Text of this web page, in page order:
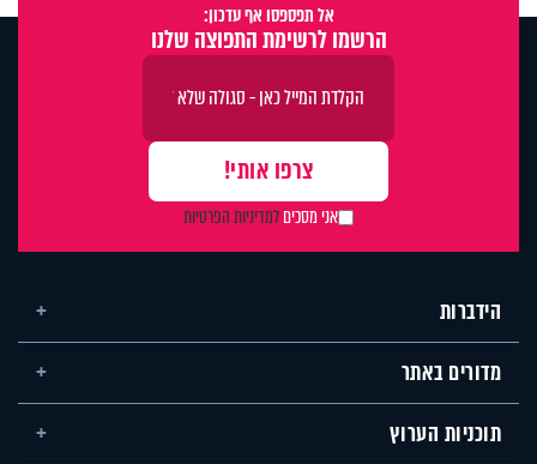
אל תפספסו אף עדכון:
הרשמו לרשימת התפוצה שלנו
אני מסכיםלמדיניות הפרטיות
הידברות
מדורים באתר
תוכניות הערוץ